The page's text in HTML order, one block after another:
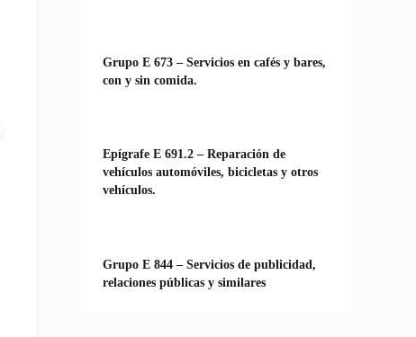
Grupo E 673 – Servicios en cafés y bares,
con y sin comida.
Epígrafe E 691.2 – Reparación de
vehículos automóviles, bicicletas y otros
vehículos.
Grupo E 844 – Servicios de publicidad,
relaciones públicas y similares